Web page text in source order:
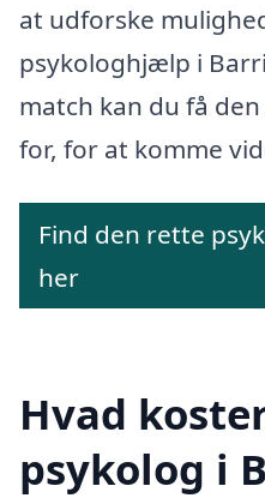
at udforske
psykologhjælp i
match kan du få
for, for at komme
Find den rette
her
Hvad
psykolog i